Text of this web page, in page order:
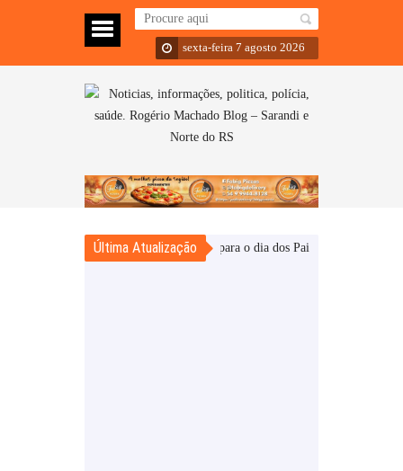
sexta-feira 7 agosto 2026
Última Atualização
de frutas e verduras e ofertas para o dia dos Pais. Sexta feira, choveu,